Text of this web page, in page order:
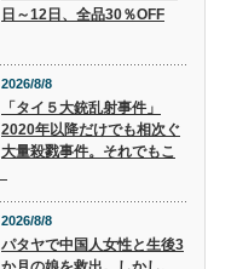
日～12日、全品30％OFF
2026/8/8
「タイ５大銃乱射事件」
2020年以降だけでも相次ぐ
大量殺戮事件。それでもこ
2026/8/8
パタヤで中国人女性と生後3